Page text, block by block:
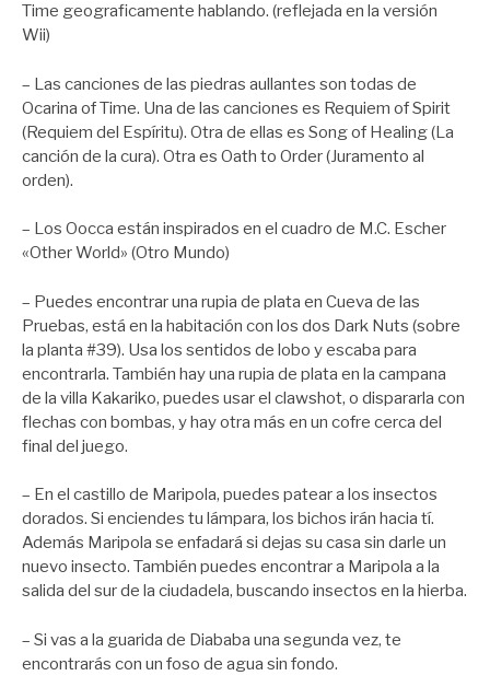
Time geograficamente hablando. (reflejada en la versión
Wii)
– Las canciones de las piedras aullantes son todas de
Ocarina of Time. Una de las canciones es Requiem of Spirit
(Requiem del Espíritu). Otra de ellas es Song of Healing (La
canción de la cura). Otra es Oath to Order (Juramento al
orden).
– Los Oocca están inspirados en el cuadro de M.C. Escher
«Other World» (Otro Mundo)
– Puedes encontrar una rupia de plata en Cueva de las
Pruebas, está en la habitación con los dos Dark Nuts (sobre
la planta #39). Usa los sentidos de lobo y escaba para
encontrarla. También hay una rupia de plata en la campana
de la villa Kakariko, puedes usar el clawshot, o dispararla con
flechas con bombas, y hay otra más en un cofre cerca del
final del juego.
– En el castillo de Maripola, puedes patear a los insectos
dorados. Si enciendes tu lámpara, los bichos irán hacia tí.
Además Maripola se enfadará si dejas su casa sin darle un
nuevo insecto. También puedes encontrar a Maripola a la
salida del sur de la ciudadela, buscando insectos en la hierba.
– Si vas a la guarida de Diababa una segunda vez, te
encontrarás con un foso de agua sin fondo.